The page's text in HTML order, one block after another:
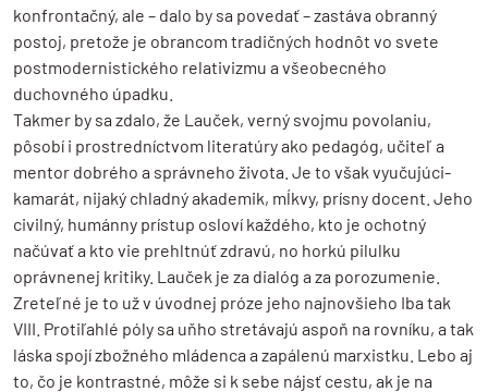
konfrontačný, ale – dalo by sa povedať – zastáva obranný
postoj, pretože je obrancom tradičných hodnôt vo svete
postmodernistického relativizmu a všeobecného
duchovného úpadku.
Takmer by sa zdalo, že Lauček, verný svojmu povolaniu,
pôsobí i prostredníctvom literatúry ako pedagóg, učiteľ a
mentor dobrého a správneho života. Je to však vyučujúci-
kamarát, nijaký chladný akademik, mĺkvy, prísny docent. Jeho
civilný, humánny prístup osloví každého, kto je ochotný
načúvať a kto vie prehltnúť zdravú, no horkú pilulku
oprávnenej kritiky. Lauček je za dialóg a za porozumenie.
Zreteľné je to už v úvodnej próze jeho najnovšieho Iba tak
VIII. Protiľahlé póly sa uňho stretávajú aspoň na rovníku, a tak
láska spojí zbožného mládenca a zapálenú marxistku. Lebo aj
to, čo je kontrastné, môže si k sebe nájsť cestu, ak je na